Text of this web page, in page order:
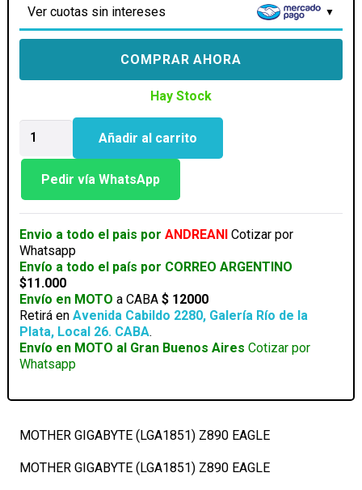
Ver cuotas sin intereses
COMPRAR AHORA
Hay Stock
GIGABYTE
(LGA1851)
Z890
Añadir al carrito
Pedir vía WhatsApp
Envio a todo el pais por ANDREANI Cotizar por
Whatsapp
Envío a todo el país por CORREO ARGENTINO
$11.000
Envío en MOTO a CABA$ 12000
Retirá enAvenida Cabildo 2280, Galería Río de la
Plata, Local 26. CABA.
Envío en MOTO al Gran Buenos Aires Cotizar por
Whatsapp
MOTHER GIGABYTE (LGA1851) Z890 EAGLE
MOTHER GIGABYTE (LGA1851) Z890 EAGLE